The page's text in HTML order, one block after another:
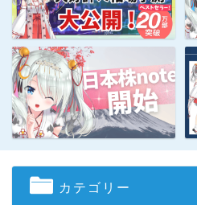
カテゴリー